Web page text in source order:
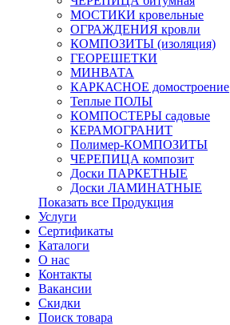
МОСТИКИ кровельные
ОГРАЖДЕНИЯ кровли
КОМПОЗИТЫ (изоляция)
ГЕОРЕШЕТКИ
МИНВАТА
КАРКАСНОЕ домостроение
Теплые ПОЛЫ
КОМПОСТЕРЫ садовые
КЕРАМОГРАНИТ
Полимер-КОМПОЗИТЫ
ЧЕРЕПИЦА композит
Доски ПАРКЕТНЫЕ
Доски ЛАМИНАТНЫЕ
Показать все Продукция
Услуги
Сертификаты
Каталоги
О нас
Контакты
Вакансии
Скидки
Поиск товара